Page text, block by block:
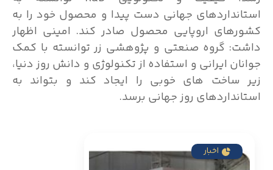
استانداردهای جهانی دست پیدا و محصول خود را به
کشورهای اروپایی محصول صادر کند. امینی اظهار
داشت: گروه صنعتی و پژوهشی زر توانسته با کمک
جوانان ایرانی و استفاده از تکنولوژی و دانش روز دنیا،
زیر ساخت های خوبی را ایجاد کند و بتواند به
استانداردهای روز جهانی برسد.
اخبار